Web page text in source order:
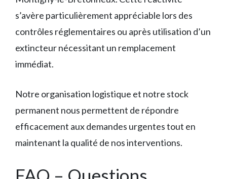
s’avère particulièrement appréciable lors des
contrôles réglementaires ou après utilisation d’un
extincteur nécessitant un remplacement
immédiat.
Notre organisation logistique et notre stock
permanent nous permettent de répondre
efficacement aux demandes urgentes tout en
maintenant la qualité de nos interventions.